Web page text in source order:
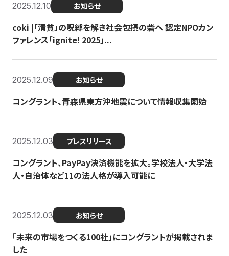
2025.12.10 お知らせ
coki |「清貧」の呪縛を解き社会包摂の砦へ 認定NPOカン
ファレンス「ignite! 2025」...
2025.12.09 お知らせ
コングラント、青森県東方沖地震について情報収集開始
2025.12.03 プレスリリース
コングラント、PayPay決済機能を拡大。学校法人・大学法
人・自治体など11の法人格が導入可能に
2025.12.03 お知らせ
「未来の市場をつくる100社」にコングラントが掲載されま
した